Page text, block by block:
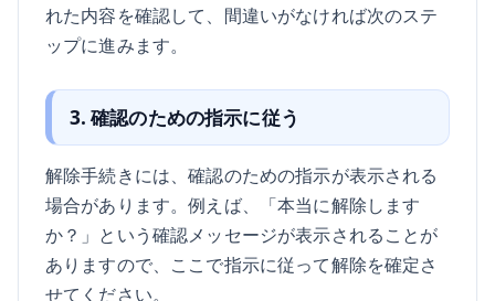
れた内容を確認して、間違いがなければ次のステ
ップに進みます。
3. 確認のための指示に従う
解除手続きには、確認のための指示が表示される
場合があります。例えば、「本当に解除します
か？」という確認メッセージが表示されることが
ありますので、ここで指示に従って解除を確定さ
せてください。